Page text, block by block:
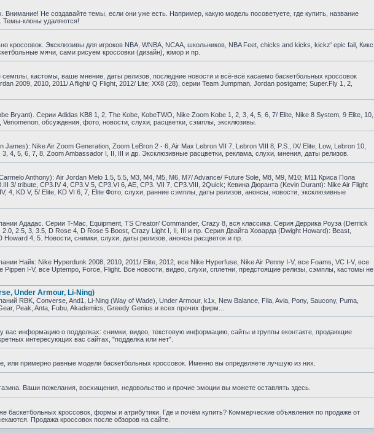
Внимание! Не создавайте темы, если они уже есть. Например, какую модель посоветуете, где купить, название
Темы-клоны удаляются!
кроссовок. Эксклюзивы для игроков NBA, WNBA, NCAA, школьников, NBA Feet, chicks and kicks, kickz' epic fail, Кикс
мячи, сами рисуем кроссовки (дизайн), юмор и пр.
кастомы, ваше мнение, даты релизов, последние новости и всё-всё касаемо баскетбольных кроссовок
2009, 2010, 2011/ A flight/ Q Flight, 2012/ Lite; XX8 (28), серии Team Jumpman, Jordan postgame; Super.Fly 1, 2,
Bryant). Серии Adidas KB8 1, 2, The Kobe, KobeTWO, Nike Zoom Kobe 1, 2, 3, 4, 5, 6, 7/ Elite, Nike 8 System, 9 Elite, 10,
обсуждения, фото, новости, слухи, расцветки, сэмплы, эксклюзивы.
Nike Air Zoom Generation, Zoom LeBron 2 - 6, Air Max Lebron VII 7, Lebron VIII 8, P.S., IX/ Elite, Low, Lebron 10,
3, 4, 5, 6, 7, 8, Zoom Ambassador I, II, III и др. Эксклюзивные расцветки, реклама, слухи, мнения, даты релизов.
Anthony): Air Jordan Melo 1.5, 5.5, M3, M4, M5, M6, M7/ Advance/ Future Sole, M8, M9, M10; M11 Криса Пола
3/ tribute, CP3.IV 4, CP3.V 5, CP3.VI 6, AE, CP3. VII 7, CP3.VIII, 2Quick; Кевина Дюранта (Kevin Durant): Nike Air Flight
4, KD V, 5/ Elite, KD VI 6, 7, Elite Фото, слухи, ранние сэмплы, даты релизов, анонсы, новости, эксклюзивные
Ададас. Серии T-Mac, Equipment, TS Creator/ Commander, Crazy 8, вся классика. Серия Деррика Роуза (Derrick
2.5, 3, 3.5, D Rose 4, D Rose 5 Boost, Crazy Light I, II, III и пр. Серия Двайта Ховарда (Dwight Howard): Beast,
4, 5. Новости, снимки, слухи, даты релизов, анонсы расцветок и пр.
Найк: Nike Hyperdunk 2008, 2010, 2011/ Elite, 2012, все Nike Hyperfuse, Nike Air Penny I-V, все Foams, VC I-V, все
Pippen I-V, все Uptempo, Force, Flight. Все новости, видео, слухи, сплетни, предстоящие релизы, сэмплы, кастомы не
Under Armour, Li-Ning)
RBK, Converse, And1, Li-Ning (Way of Wade), Under Armour, k1x, New Balance, Fila, Avia, Pony, Saucony, Puma,
Peak, Anta, Fubu, Akademics, Greedy Genius и всех прочих фирм...
информацию о подделках: снимки, видео, текстовую информацию, сайты и группы вконтакте, продающие
интересующих вас сайтах, "подделка или нет".
или примерно равные модели баскетбольных кроссовок. Именно вы определяете лучшую из них.
Ваши пожелания, восхищения, недовольство и прочие эмоции вы можете оставлять здесь.
баскетбольных кроссовок, формы и атрибутики. Где и почём купить? Коммерческие объявления по продаже от
Продажа кроссовок после обзоров на сайте.